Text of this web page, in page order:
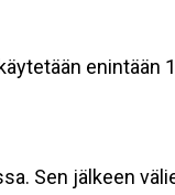
enintään
Sen jälkeen